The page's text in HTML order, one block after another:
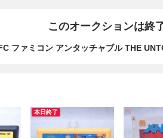
このオークションは終
ファミコン アンタッチャブル THE
本日終了